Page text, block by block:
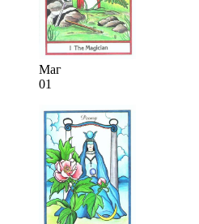
Маг
01